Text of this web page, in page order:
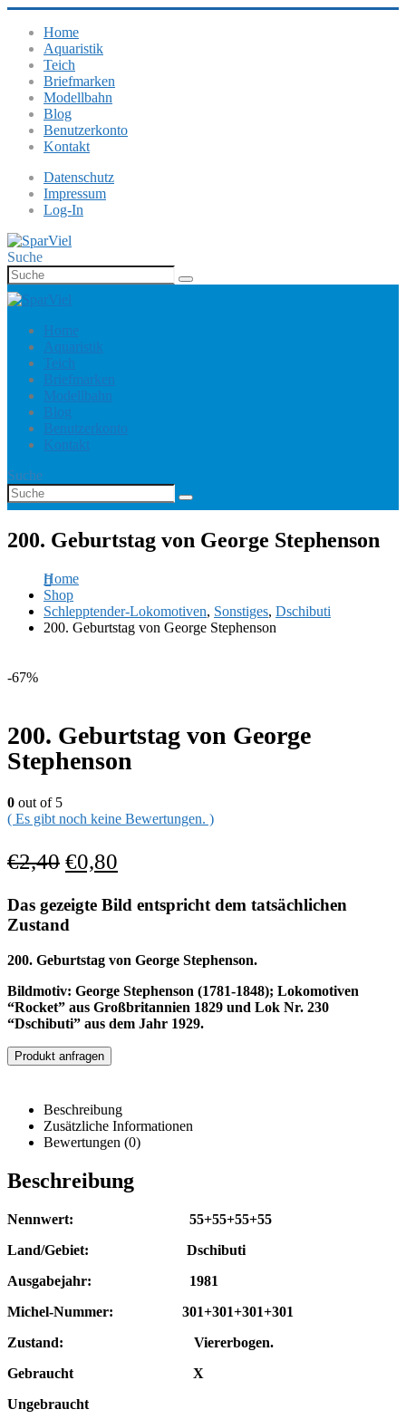
Home
Aquaristik
Teich
Briefmarken
Modellbahn
Blog
Benutzerkonto
Kontakt
Datenschutz
Impressum
Log-In
Suche
Home
Aquaristik
Teich
Briefmarken
Modellbahn
Blog
Benutzerkonto
Kontakt
Suche
200. Geburtstag von George Stephenson
Home
Shop
Schlepptender-Lokomotiven, Sonstiges, Dschibuti
200. Geburtstag von George Stephenson
-67%
200. Geburtstag von George
Stephenson
0 out of 5
( Es gibt noch keine Bewertungen. )
€2,40 €0,80
Das gezeigte Bild entspricht dem tatsächlichen
Zustand
200. Geburtstag von George Stephenson.
Bildmotiv: George Stephenson (1781-1848); Lokomotiven
“Rocket” aus Großbritannien 1829 und Lok Nr. 230
“Dschibuti” aus dem Jahr 1929.
Produkt anfragen
Beschreibung
Zusätzliche Informationen
Bewertungen (0)
Beschreibung
Nennwert: 55+55+55+55
Land/Gebiet: Dschibuti
Ausgabejahr: 1981
Michel-Nummer: 301+301+301+301
Zustand: Viererbogen.
Gebraucht X
Ungebraucht